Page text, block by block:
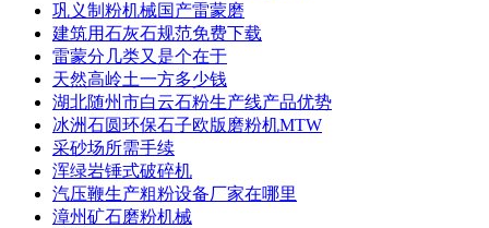
巩义制粉机械国产雷蒙磨
建筑用石灰石规范免费下载
雷蒙分几类又是个在于
天然高岭土一方多少钱
湖北随州市白云石粉生产线产品优势
冰洲石圆环保石子欧版磨粉机MTW
采砂场所需手续
浑绿岩锤式破碎机
汽压鞭生产粗粉设备厂家在哪里
漳州矿石磨粉机械